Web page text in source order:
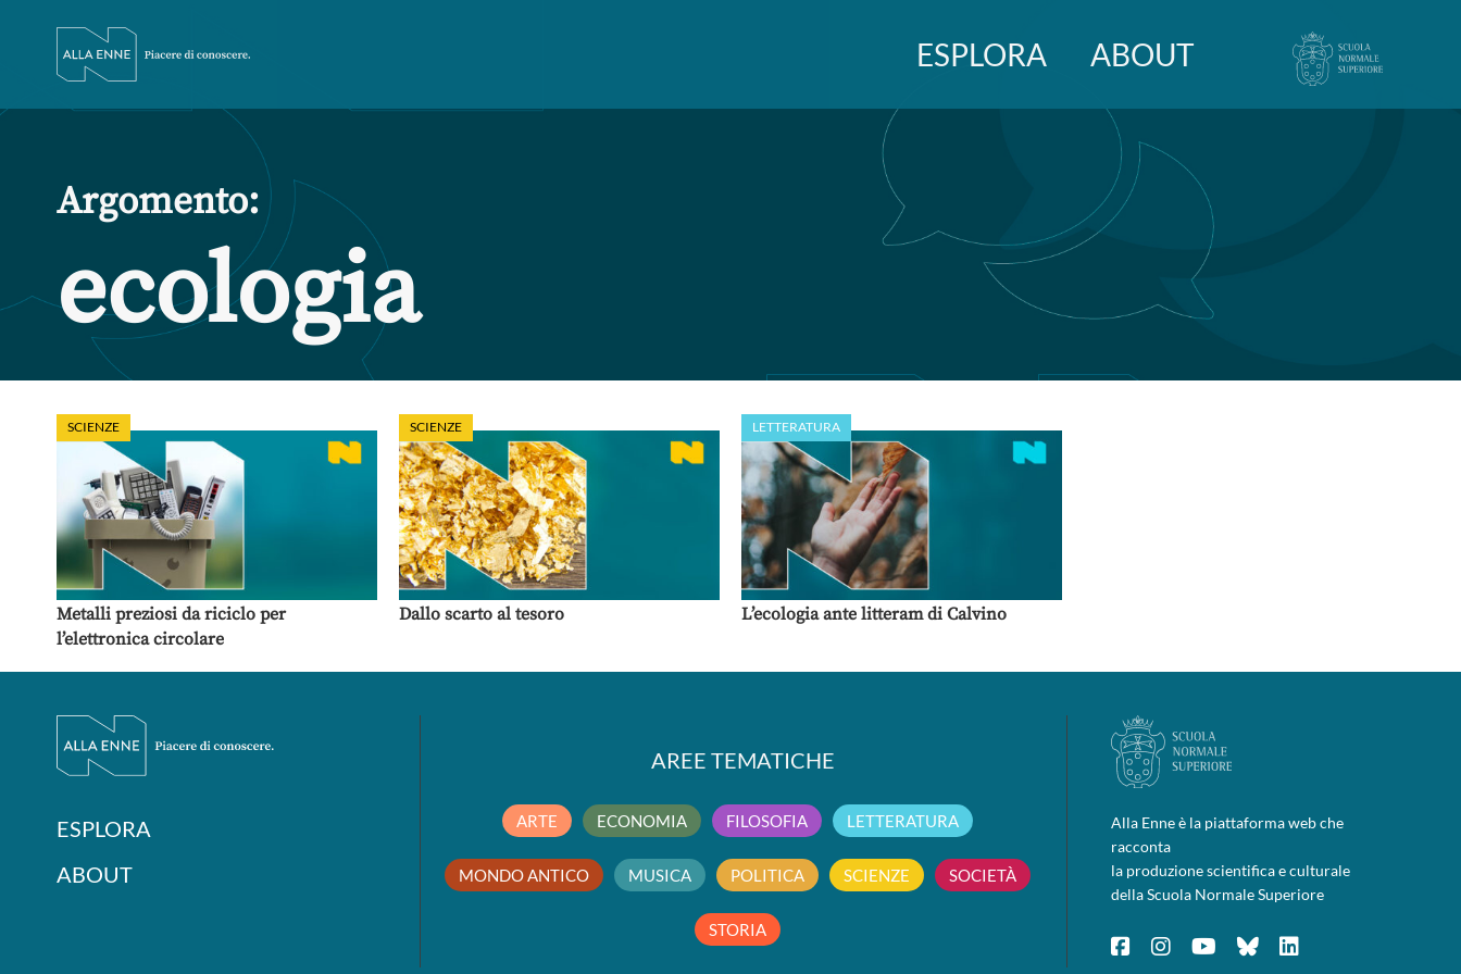
ESPLORA ABOUT
Argomento:
ecologia
SCIENZE
Metalli preziosi da riciclo per
l’elettronica circolare
SCIENZE
Dallo scarto al tesoro
LETTERATURA
L’ecologia ante litteram di Calvino
ESPLORA
ABOUT
AREE TEMATICHE
ARTE ECONOMIA FILOSOFIA LETTERATURA
MONDO ANTICO MUSICA POLITICA SCIENZE SOCIETÀ
STORIA
Alla Enne è la piattaforma web che
racconta
la produzione scientifica e culturale
della Scuola Normale Superiore